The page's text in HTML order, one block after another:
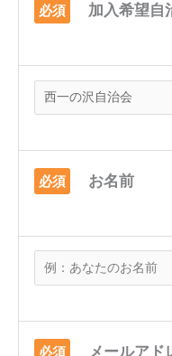
必須 加入希望自
必須 お名前
必須 メールアド